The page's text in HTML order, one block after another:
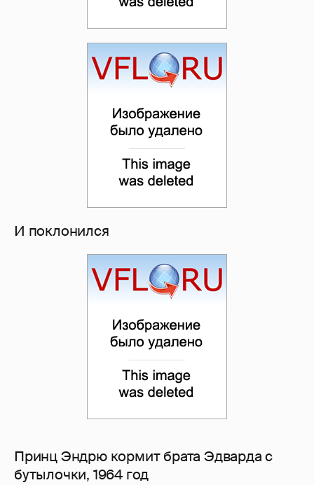
И поклонился
Принц Эндрю кормит брата Эдварда с
бутылочки, 1964 год